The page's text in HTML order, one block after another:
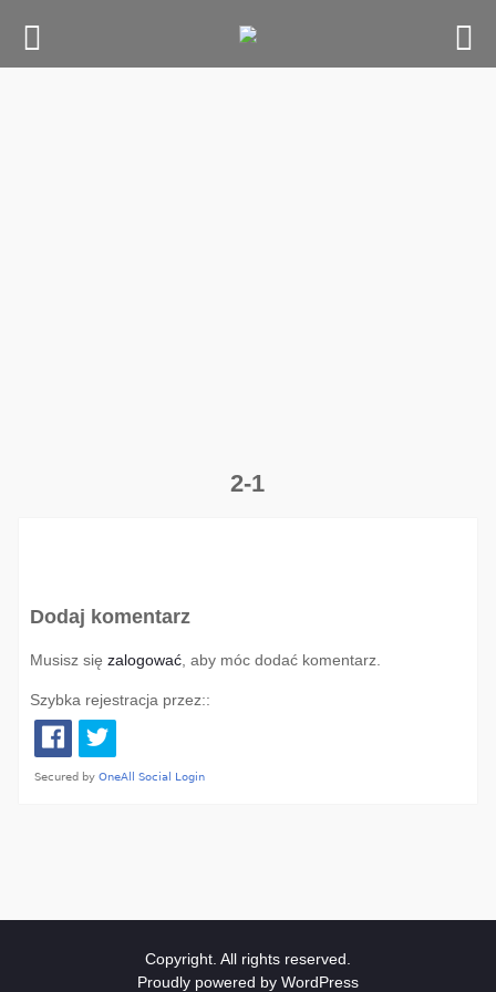
2-1
Dodaj komentarz
Musisz się zalogować, aby móc dodać komentarz.
Szybka rejestracja przez::
Copyright. All rights reserved.
Proudly powered by WordPress